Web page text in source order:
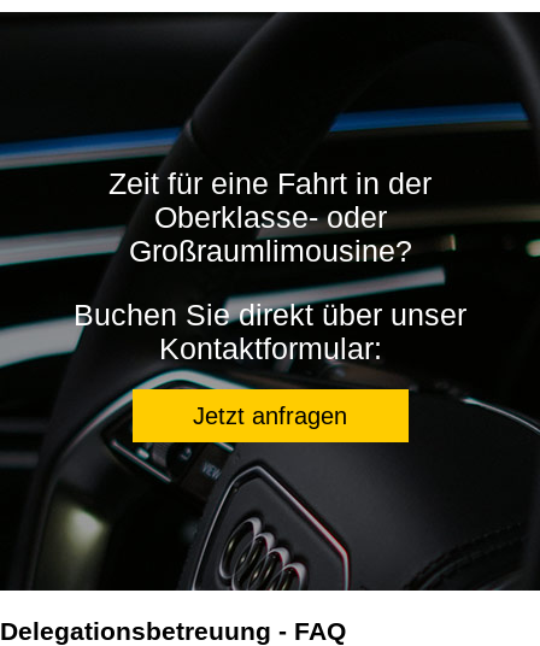
Zeit für eine Fahrt in der
Oberklasse- oder
Großraumlimousine?
Buchen Sie direkt über unser
Kontaktformular:
Jetzt anfragen
Delegationsbetreuung - FAQ